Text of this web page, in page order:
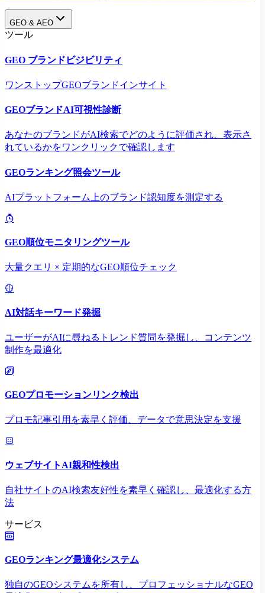
GEO & AEO
ツール
GEO ブランドビジビリティ
ワンストップGEOブランドインサイト
GEOブランドAI可視性診断
あなたのブランドがAI検索でどのように評価され、表示さ
れているかをワンクリックで確認します
GEOランキング照会ツール
AIプラットフォーム上のブランド認知度を測定する
GEO順位モニタリングツール
大量クエリ × 定期的なGEO順位チェック
AI対話キーワード発掘
ユーザーがAIに尋ねるトレンド質問を発掘し、コンテンツ
制作を最適化
GEOプロモーションリンク検出
プロモ記事引用を素早く評価、データで意思決定を支援
ウェブサイトAI親和性検出
自社サイトのAI検索友好性を素早く確認し、最適化する方
法
サービス
GEOランキング最適化システム
独自のGEOシステムを所有し、プロフェッショナルなGEO